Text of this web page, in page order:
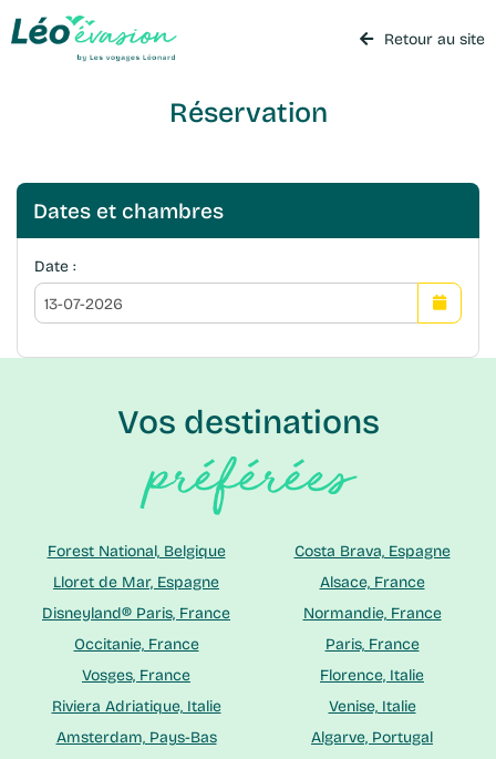
Retour au site
Réservation
Dates et chambres
Date :
Vos destinations
préférées
Forest National, Belgique
Costa Brava, Espagne
Lloret de Mar, Espagne
Alsace, France
Disneyland® Paris, France
Normandie, France
Occitanie, France
Paris, France
Vosges, France
Florence, Italie
Riviera Adriatique, Italie
Venise, Italie
Amsterdam, Pays-Bas
Algarve, Portugal